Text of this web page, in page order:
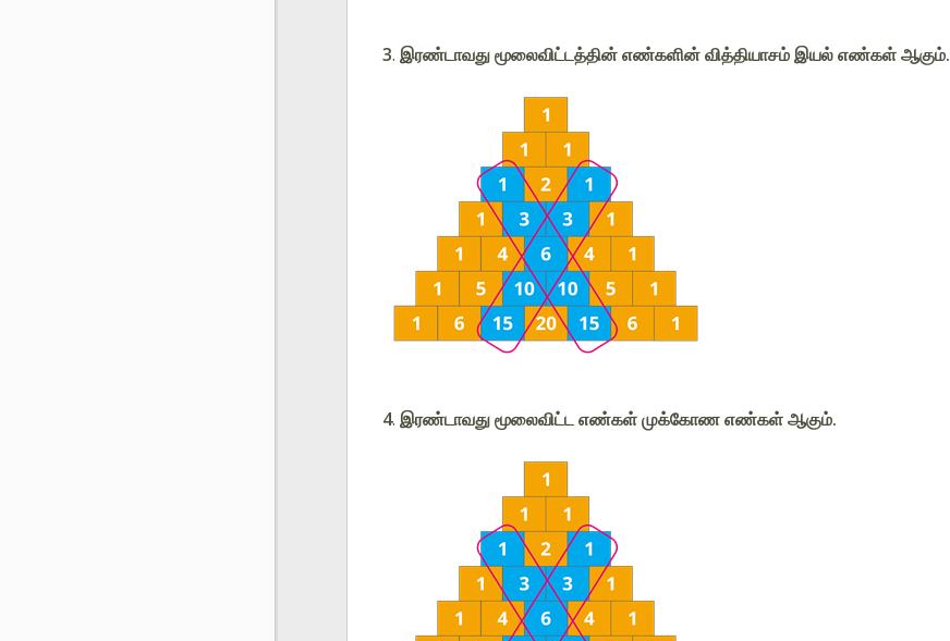
3. இரண்டாவது மூலைவிட்டத்தின் எண்களின் வித்தியாசம் இயல் எண்கள் ஆகும்.
4. இரண்டாவது மூலைவிட்ட எண்கள் முக்கோண எண்கள் ஆகும்.